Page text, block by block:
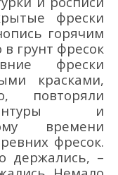
фрески
горячим
грунт фресок
фрески
красками,
повторяли
и
времени
фресок.
держались, –